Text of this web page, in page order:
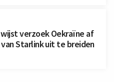
wijst verzoek Oekraïne af
Starlink uit te breiden